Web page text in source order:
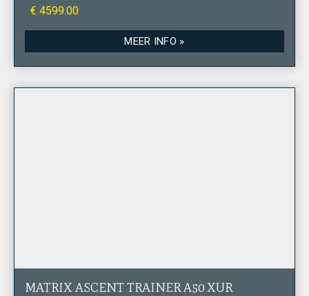
€ 4599.00
MEER INFO »
MATRIX ASCENT TRAINER A50 XUR